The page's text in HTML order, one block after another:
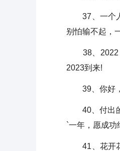
37、一个人
别怕输不起，
38、2022，
2023到来!
39、你好，
40、付出的
`一年，愿成功
41、花开花